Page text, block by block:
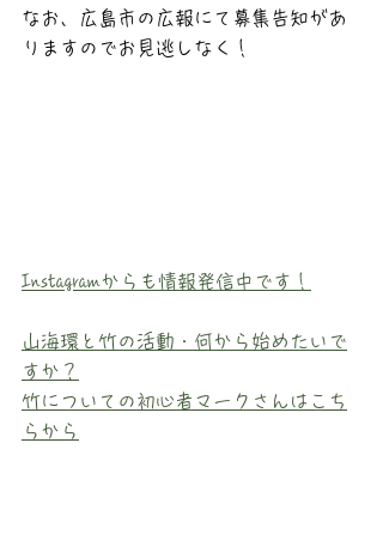
なお、広島市の広報にて募集告知があ
りますのでお見逃しなく！
Instagramからも情報発信中です！
山海環と竹の活動・何から始めたいで
すか？
竹についての初心者マークさんはこち
らから